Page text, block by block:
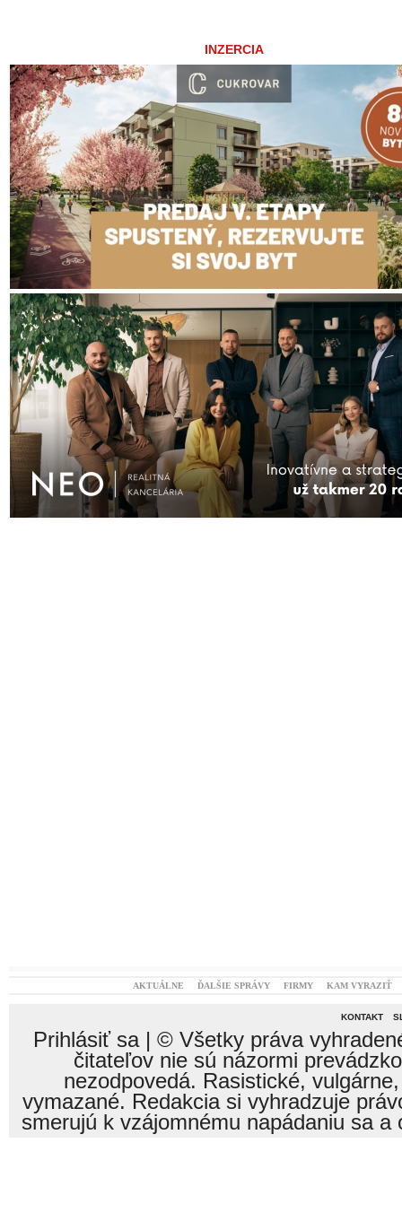
INZERCIA
AKTUÁLNE ĎALŠIE SPRÁVY FIRMY KAM VYRAZIŤ
KONTAKT
Prihlásiť sa| © Všetky práva
čitateľov nie sú názormi
nezodpovedá. Rasistické,
vymazané. Redakcia si vyhradzuje
smerujú k vzájomnému napádaniu sa